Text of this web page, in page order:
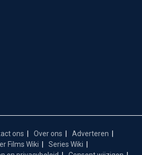
ons Over ons
Adverteren
Films Wiki
Series Wiki